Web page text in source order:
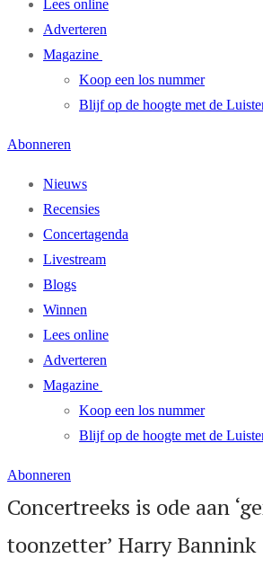
Lees online
Adverteren
Magazine
Koop een los nummer
Blijf op de hoogte met de
Abonneren
Nieuws
Recensies
Concertagenda
Livestream
Blogs
Winnen
Lees online
Adverteren
Magazine
Koop een los nummer
Blijf op de hoogte met de
Abonneren
Concertreeks is ode aan
toonzetter’ Harry Bannink